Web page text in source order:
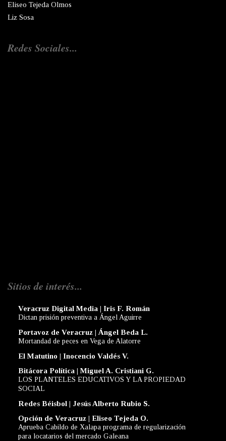
Eliseo Tejeda Olmos
Liz Sosa
Redes Sociales...
Sitios de interés...
Veracruz Digital Media | Iris F. Román
Dictan prisión preventiva a Ángel Aguirre
Portavoz de Veracruz | Ángel Beda L.
Mortandad de peces en Vega de Alatorre
El Matutino | Inocencio Valdés V.
Bitácora Política | Miguel A. Cristiani G.
LOS PLANTELES EDUCATIVOS Y LA PROPIEDAD
SOCIAL
Redes Béisbol | Jesús Alberto Rubio S.
Opción de Veracruz | Eliseo Tejeda O.
Aprueba Cabildo de Xalapa programa de regularización
para locatarios del mercado Galeana